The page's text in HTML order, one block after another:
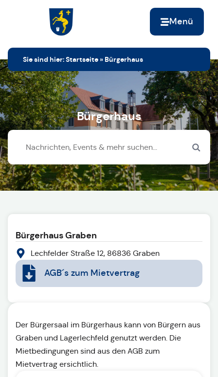
Menü
Zur Startseite
Sie sind hier:Startseite » Bürgerhaus
Bürgerhaus
Bürgerhaus Graben
Lechfelder Straße 12, 86836 Graben
AGB´s zum Mietvertrag
Der Bürgersaal im Bürgerhaus kann von Bürgern aus
Graben und Lagerlechfeld genutzt werden. Die
Mietbedingungen sind aus den AGB zum
Mietvertrag ersichtlich.